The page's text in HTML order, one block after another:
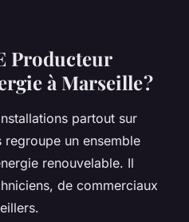
Producteur
à Marseille ?
partout sur
un ensemble
renouvelable. Il
de commerciaux